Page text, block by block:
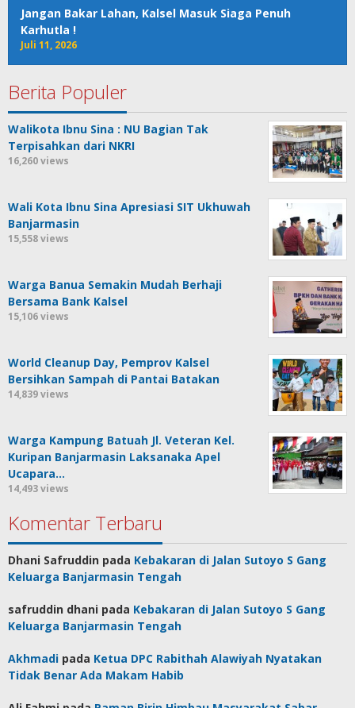
Jangan Bakar Lahan, Kalsel Masuk Siaga Penuh
Karhutla !
Juli 11, 2026
Berita Populer
Walikota Ibnu Sina : NU Bagian Tak
Terpisahkan dari NKRI
16,260 views
Wali Kota Ibnu Sina Apresiasi SIT Ukhuwah
Banjarmasin
15,558 views
Warga Banua Semakin Mudah Berhaji
Bersama Bank Kalsel
15,106 views
World Cleanup Day, Pemprov Kalsel
Bersihkan Sampah di Pantai Batakan
14,839 views
Warga Kampung Batuah Jl. Veteran Kel.
Kuripan Banjarmasin Laksanaka Apel
Ucapara…
14,493 views
Komentar Terbaru
Dhani Safruddin pada Kebakaran di Jalan Sutoyo S Gang
Keluarga Banjarmasin Tengah
safruddin dhani pada Kebakaran di Jalan Sutoyo S Gang
Keluarga Banjarmasin Tengah
Akhmadi pada Ketua DPC Rabithah Alawiyah Nyatakan
Tidak Benar Ada Makam Habib